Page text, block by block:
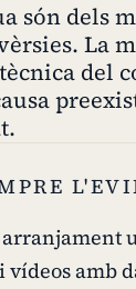
són dels
La
del
vídeos amb